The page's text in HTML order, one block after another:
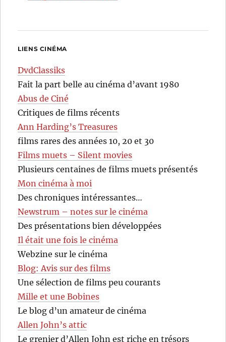
LIENS CINÉMA
DvdClassiks
Fait la part belle au cinéma d’avant 1980
Abus de Ciné
Critiques de films récents
Ann Harding’s Treasures
films rares des années 10, 20 et 30
Films muets – Silent movies
Plusieurs centaines de films muets présentés
Mon cinéma à moi
Des chroniques intéressantes…
Newstrum – notes sur le cinéma
Des présentations bien développées
Il était une fois le cinéma
Webzine sur le cinéma
Blog: Avis sur des films
Une sélection de films peu courants
Mille et une Bobines
Le blog d’un amateur de cinéma
Allen John’s attic
Le grenier d’Allen John est riche en trésors